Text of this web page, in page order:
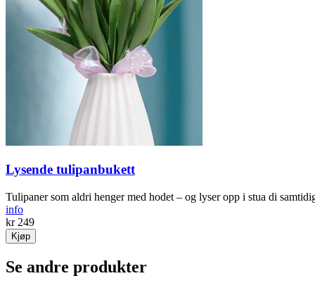
Lysende tulipanbukett
Tulipaner som aldri henger med hodet – og lyser opp i stua di
info
kr 249
Kjøp
Se andre produkter